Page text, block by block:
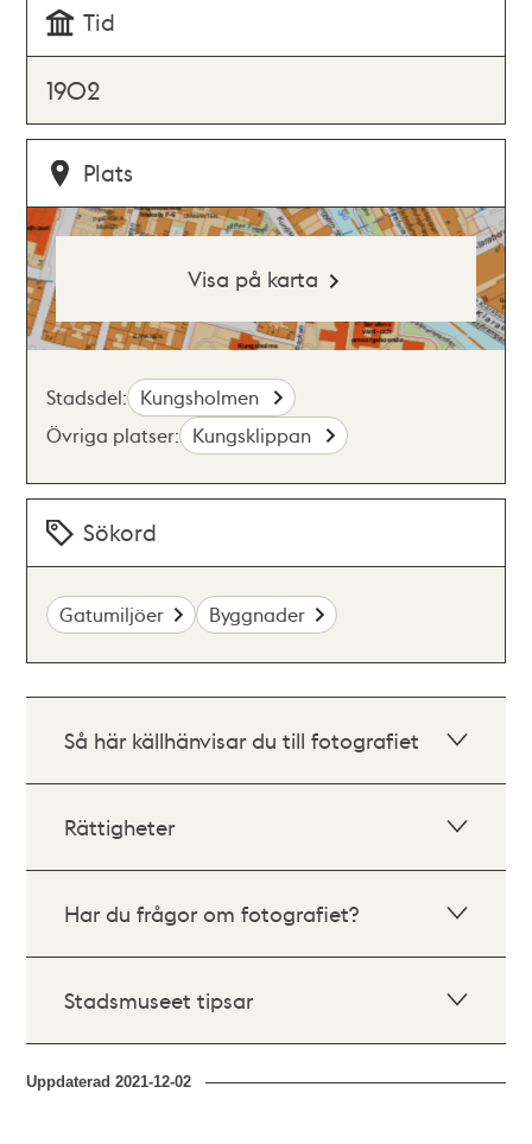
Tid
1902
Plats
Visa på karta
Stadsdel: Kungsholmen
Övriga platser: Kungsklippan
Sökord
Gatumiljöer Byggnader
Så här källhänvisar du till fotografiet
Rättigheter
Har du frågor om fotografiet?
Stadsmuseet tipsar
Uppdaterad2021-12-02